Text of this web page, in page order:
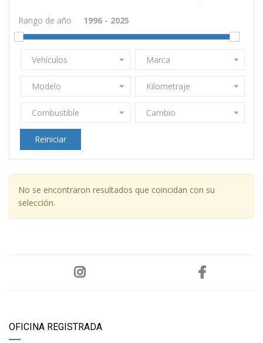
Rango de año
Vehículos Marca
Modelo Kilometraje
Combustible Cambio
Reiniciar
No se encontraron resultados que coincidan con su
selección.
OFICINA REGISTRADA